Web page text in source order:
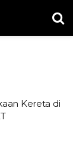
Kereta di